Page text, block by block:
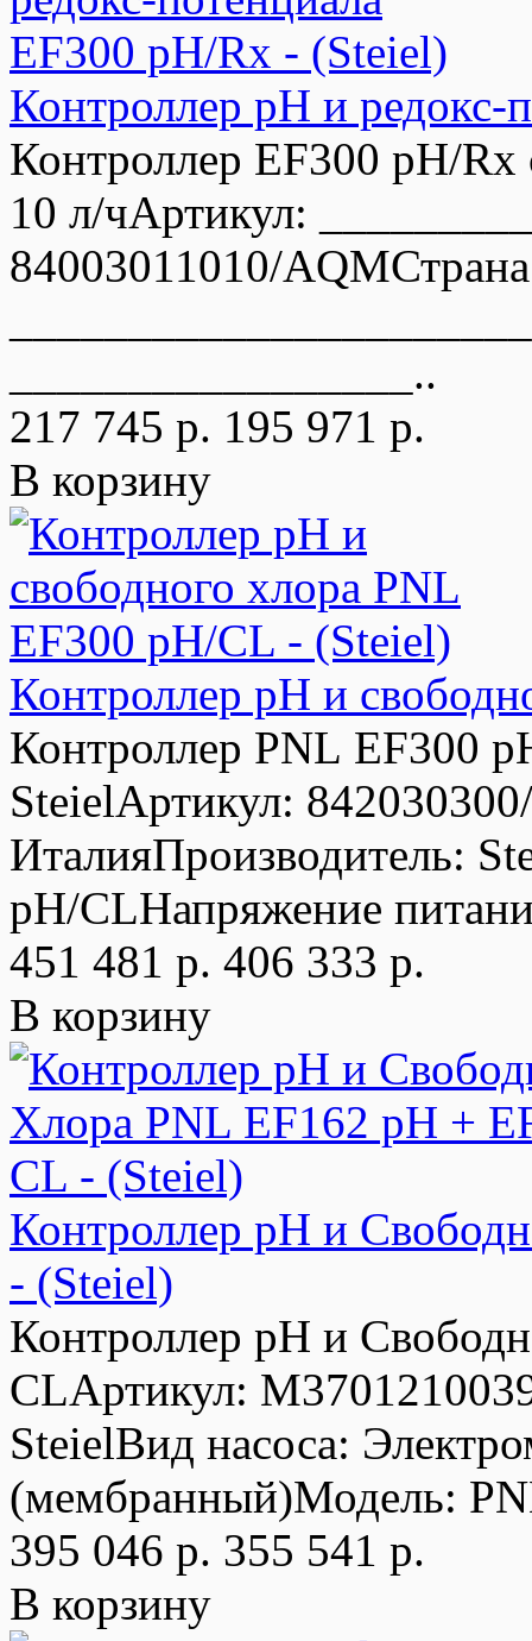
Контроллер рН и редокс-
Контроллер EF300 pH/
10 л/чАртикул:
84003011010/
_________________..
217 745 р. 195 971 р.
В корзину
Контроллер рН и
Контроллер PNL EF300
SteielАртикул:
ИталияПроизводитель:
pH/CLНапряжение
451 481 р. 406 333 р.
В корзину
Контроллер рН и
- (Steiel)
Контроллер pH и
CLАртикул:
SteielВид насоса:
(мембранный)Модель:
395 046 р. 355 541 р.
В корзину